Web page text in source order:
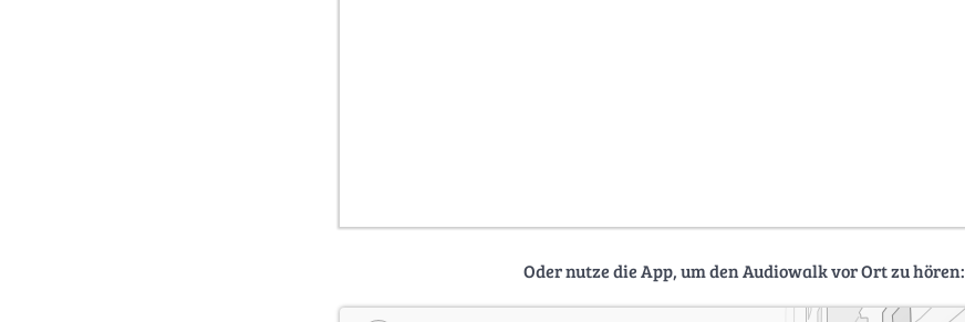
Oder nutze die App, um den Audiowalk vor Ort zu hören: